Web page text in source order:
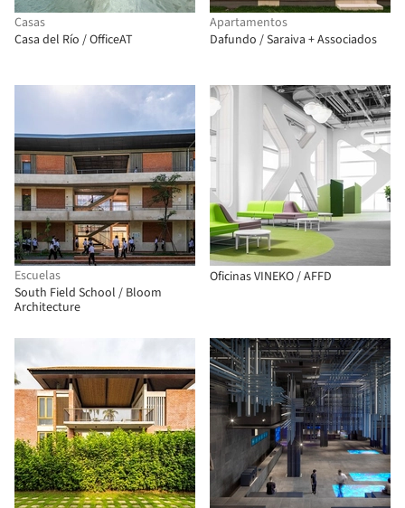
Casas
Casa del Río / OfficeAT
Apartamentos
Dafundo / Saraiva + Associados
Escuelas
South Field School / Bloom
Architecture
Oficinas VINEKO / AFFD